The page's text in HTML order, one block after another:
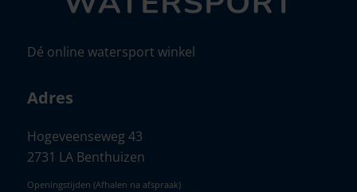
Dé online watersport winkel
Adres
Hogeveenseweg 43
2731 LA Benthuizen
Openingstijden (Afhalen na afspraak)